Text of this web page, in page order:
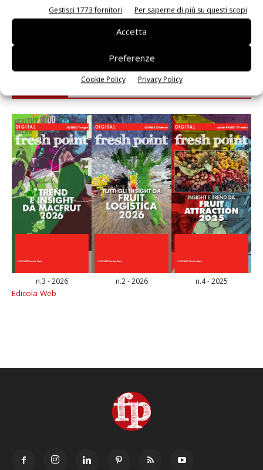
Gestisci 1773 fornitori Per saperne di più su questi scopi
Accetta
Preferenze
Cookie Policy Privacy Policy
Andamento prezzi ortofrutta in Italia al 27 luglio
2026
n.3 - 2026 n.2 - 2026 n.4 - 2025
Edicola Web